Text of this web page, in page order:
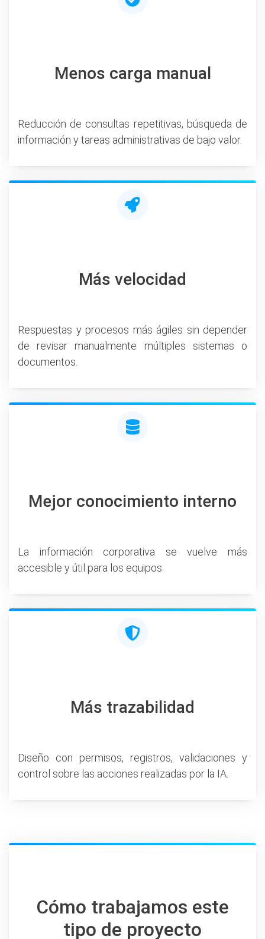
Menos carga manual
Reducción de consultas repetitivas, búsqueda de
información y tareas administrativas de bajo valor.
Más velocidad
Respuestas y procesos más ágiles sin depender
de revisar manualmente múltiples sistemas o
documentos.
Mejor conocimiento interno
La información corporativa se vuelve más
accesible y útil para los equipos.
Más trazabilidad
Diseño con permisos, registros, validaciones y
control sobre las acciones realizadas por la IA.
Cómo trabajamos este
tipo de proyecto